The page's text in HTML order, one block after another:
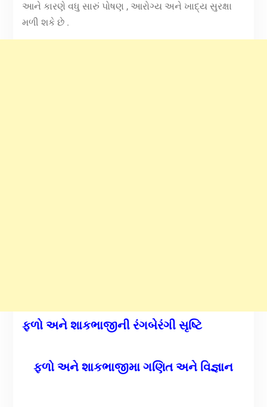
આને કારણે વધુ સારું પોષણ , આરોગ્ય અને ખાદ્ય સુરક્ષા
મળી શકે છે .
ફળો અને શાકભાજીની રંગબેરંગી સૃષ્ટિ
ફળો અને શાકભાજીમા ગણિત અને વિજ્ઞાન